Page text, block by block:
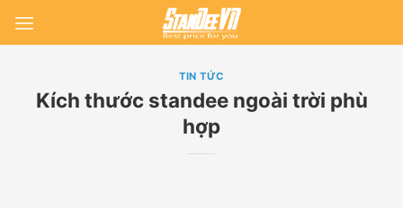
TIN TỨC
Kích thước standee ngoài trời phù
hợp